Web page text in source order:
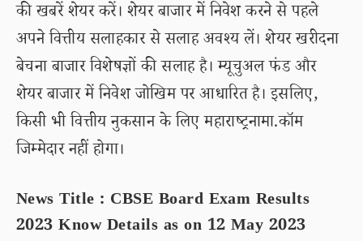
की खबरें शेयर करें। शेयर बाजार में निवेश करने से पहले
अपने वित्तीय सलाहकार से सलाह अवश्य लें। शेयर खरीदना
बेचना बाजार विशेषज्ञों की सलाह है। म्यूचुअल फंड और
शेयर बाजार में निवेश जोखिम पर आधारित है। इसलिए,
किसी भी वित्तीय नुकसान के लिए महाराष्ट्रनामा.कॉम
जिम्मेदार नहीं होगा।
News Title : CBSE Board Exam Results
2023 Know Details as on 12 May 2023